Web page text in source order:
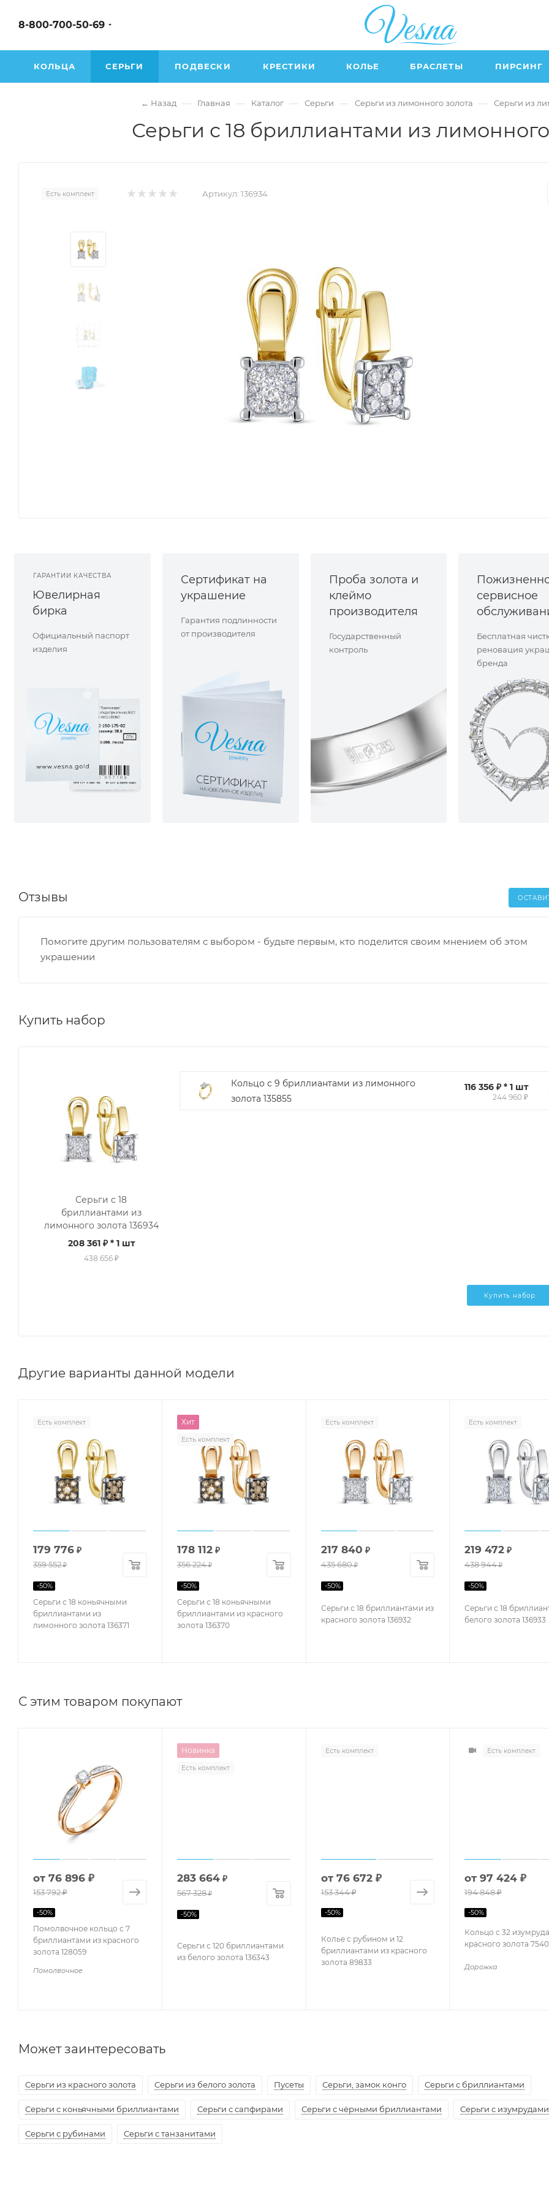
8-800-700-50-69
КОЛЬЦА СЕРЬГИ ПОДВЕСКИ КРЕСТИКИ КОЛЬЕ БРАСЛЕТЫ ПИРСИНГ
← Назад — Главная — Каталог — Серьги — Серьги из лимонного золота — Серьги из
Серьги с 18 бриллиантами из лимонного
Есть комплект Артикул: 136934
ГАРАНТИИ КАЧЕСТВА
Ювелирная
бирка
Официальный паспорт
изделия
Сертификат на
украшение
Гарантия подлинности
от производителя
Проба золота и
клеймо
производителя
Государственный
контроль
сервисное
Бесплатная
реновация
бренда
Отзывы
Помогите другим пользователям с выбором - будьте первым, кто поделится своим мнением об этом
украшении
Купить набор
Серьги с 18
бриллиантами из
лимонного золота 136934
208 361 ₽* 1 шт
438 656 ₽
Кольцо с 9 бриллиантами из лимонного
золота 135855
116 356 ₽ * 1 шт
244 960 ₽
Купить набор
Другие варианты данной модели
Есть комплект
Серьги с 18 коньячными
бриллиантами из
лимонного золота 136371
179 776 ₽
359 552₽
-50%
Хит
Есть комплект
Серьги с 18 коньячными
бриллиантами из красного
золота 136370
178 112₽
356 224₽
-50%
Есть комплект
Серьги с 18 бриллиантами из
красного золота 136932
217 840 ₽
435 680₽
-50%
Есть комплект
Серьги с 18
белого золота 136933
219 472 ₽
438 944₽
-50%
С этим товаром покупают
Помолвочное кольцо с 7
бриллиантами из красного
золота 128059
Помолвочное
от 76 896 ₽
153 792 ₽
-50%
Новинка
Есть комплект
Серьги с 120 бриллиантами
из белого золота 136343
283 664₽
567 328₽
-50%
Есть комплект
Колье с рубином и 12
бриллиантами из красного
золота 89833
от 76 672 ₽
153 344 ₽
-50%
Есть комплект
Кольцо с 32
красного золота
Дорожка
от97 424 ₽
194 848 ₽
-50%
Может заинтересовать
Серьги из красного золота Серьги из белого золота Пусеты Серьги, замок конго Серьги с бриллиантами
Серьги с коньячными бриллиантами Серьги с сапфирами Серьги с чёрными бриллиантами Серьги с изумрудами
Серьги с рубинами Серьги с танзанитами